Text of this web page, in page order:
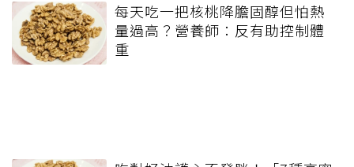
每天吃一把核桃降膽固醇但怕熱
量過高？營養師：反有助控制體
重